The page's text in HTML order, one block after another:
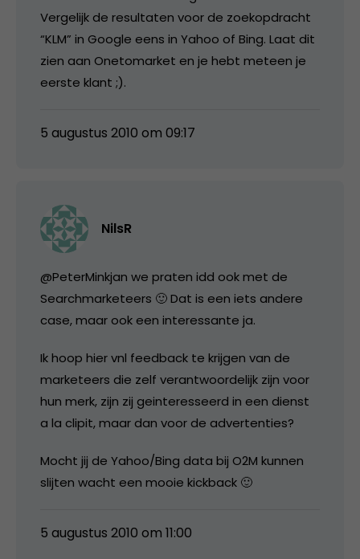
Vergelijk de resultaten voor de zoekopdracht
“KLM” in Google eens in Yahoo of Bing. Laat dit
zien aan Onetomarket en je hebt meteen je
eerste klant ;).
5 augustus 2010 om 09:17
NilsR
@PeterMinkjan we praten idd ook met de
Searchmarketeers 🙂 Dat is een iets andere
case, maar ook een interessante ja.
Ik hoop hier vnl feedback te krijgen van de
marketeers die zelf verantwoordelijk zijn voor
hun merk, zijn zij geinteresseerd in een dienst
a la clipit, maar dan voor de advertenties?
Mocht jij de Yahoo/Bing data bij O2M kunnen
slijten wacht een mooie kickback 🙂
5 augustus 2010 om 11:00